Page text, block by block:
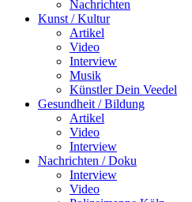
Nachrichten
Kunst / Kultur
Artikel
Video
Interview
Musik
Künstler Dein Veedel
Gesundheit / Bildung
Artikel
Video
Interview
Nachrichten / Doku
Interview
Video